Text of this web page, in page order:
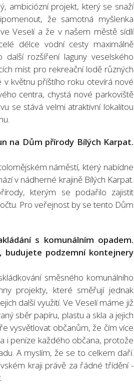
ambiciózní projekt, který se snaží
že samotná myšlenka
Veselí a že v našem městě sídlí
délce vodní cesty maximálně
rozšíření laguny veselského
míst pro rekreační lodě různých
květnu příštího roku otevírá nové
centra, chystá nové parkoviště
se stává velmi atraktivní lokalitou
na Dům přírody Bílých Karpat.
náměstí, který nabídne
v nádherné krajině Bílých Karpat.
kterým se podařilo zajistit
Pro veřejnost by se tento Dům
s komunálním opadem.
budujete podzemní kontejnery
směsného komunálního
projekty, které směřují jednak
další využití. Ve Veselí máme již
sběr papíru, plastu a skla a jejich
vysvětlovat občanům, že čím více
i peníze každého občana, protože
A myslím, že se to celkem daří.
kraji právě za řádné třídění -